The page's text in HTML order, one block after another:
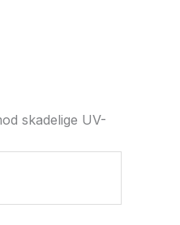
skadelige UV-